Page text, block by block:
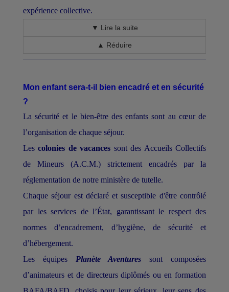
expérience collective.
▼ Lire la suite
▲ Réduire
Mon enfant sera-t-il bien encadré et en sécurité
?
La sécurité et le bien-être des enfants sont au cœur de
l’organisation de chaque séjour.
Lescolonies de vacances sont des Accueils Collectifs
de Mineurs (A.C.M.) strictement encadrés par la
réglementation de notre ministère de tutelle.
Chaque séjour est déclaré et susceptible d'être contrôlé
par les services de l’État, garantissant le respect des
normes d’encadrement, d’hygiène, de sécurité et
d’hébergement.
Les équipes Planète Aventures sont composées
d’animateurs et de directeurs diplômés ou en formation